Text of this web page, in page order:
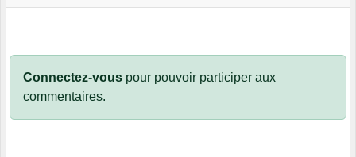
Connectez-vous pour pouvoir participer aux
commentaires.